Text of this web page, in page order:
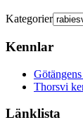
Kategorier
Kennlar
Thorsvi
Länklista